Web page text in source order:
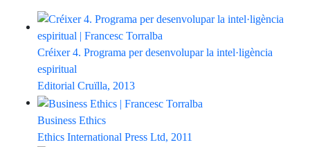
Créixer 4. Programa per desenvolupar la intel·ligència
espiritual
Editorial Cruïlla, 2013
Business Ethics
Ethics International Press Ltd, 2011